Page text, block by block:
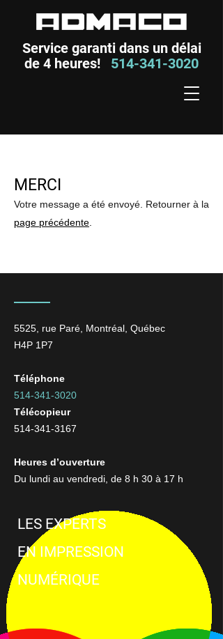
Service garanti dans un délai
de 4 heures! 514-341-3020
MERCI
Votre message a été envoyé. Retourner à la
page précédente
5525, rue Paré, Montréal, Québec
H4P 1P7
Téléphone
514-341-3020
Télécopieur
514-341-3167
Heures d’ouverture
Du lundi au vendredi, de 8 h 30 à 17 h
LES EXPERTS
EN IMPRESSION
NUMÉRIQUE